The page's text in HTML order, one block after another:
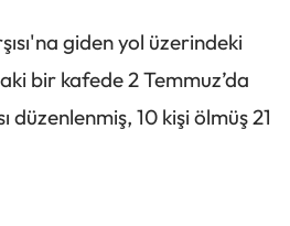
giden yol üzerindeki
bir kafede 2 Temmuz’da
düzenlenmiş, 10 kişi ölmüş 21